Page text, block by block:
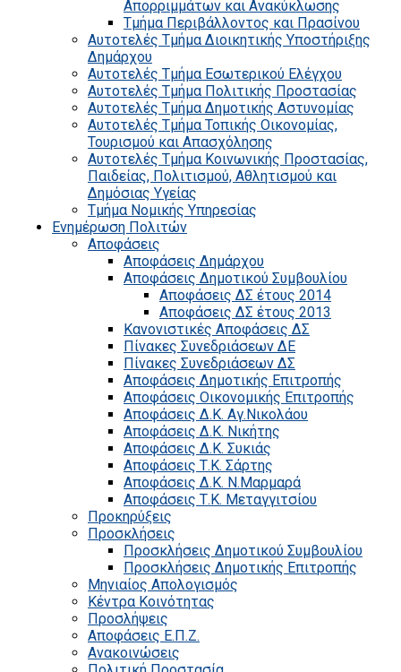
Απορριμμάτων και Ανακύκλωσης
Τμήμα Περιβάλλοντος και Πρασίνου
Αυτοτελές Τμήμα Διοικητικής Υποστήριξης
Δημάρχου
Αυτοτελές Τμήμα Εσωτερικού Ελέγχου
Αυτοτελές Τμήμα Πολιτικής Προστασίας
Αυτοτελές Τμήμα Δημοτικής Αστυνομίας
Αυτοτελές Τμήμα Τοπικής Οικονομίας,
Τουρισμού και Απασχόλησης
Αυτοτελές Τμήμα Κοινωνικής Προστασίας,
Παιδείας, Πολιτισμού, Αθλητισμού και
Δημόσιας Υγείας
Τμήμα Νομικής Υπηρεσίας
Ενημέρωση Πολιτών
Αποφάσεις
Αποφάσεις Δημάρχου
Αποφάσεις Δημοτικού Συμβουλίου
Αποφάσεις ΔΣ έτους 2014
Αποφάσεις ΔΣ έτους 2013
Κανονιστικές Αποφάσεις ΔΣ
Πίνακες Συνεδριάσεων ΔΕ
Πίνακες Συνεδριάσεων ΔΣ
Αποφάσεις Δημοτικής Επιτροπής
Αποφάσεις Οικονομικής Επιτροπής
Αποφάσεις Δ.Κ. Αγ.Νικολάου
Αποφάσεις Δ.Κ. Νικήτης
Αποφάσεις Δ.Κ. Συκιάς
Αποφάσεις Τ.Κ. Σάρτης
Αποφάσεις Δ.Κ. Ν.Μαρμαρά
Αποφάσεις Τ.Κ. Μεταγγιτσίου
Προκηρύξεις
Προσκλήσεις
Προσκλήσεις Δημοτικού Συμβουλίου
Προσκλήσεις Δημοτικής Επιτροπής
Μηνιαίος Απολογισμός
Κέντρα Κοινότητας
Προσλήψεις
Αποφάσεις Ε.Π.Ζ.
Ανακοινώσεις